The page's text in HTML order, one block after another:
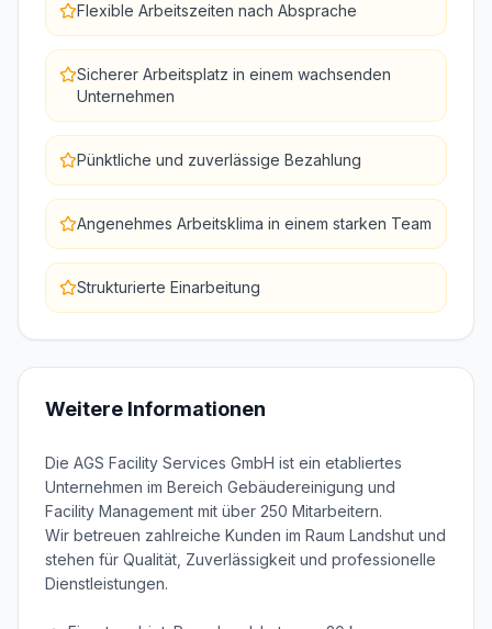
Flexible Arbeitszeiten nach Absprache
Sicherer Arbeitsplatz in einem wachsenden
Unternehmen
Pünktliche und zuverlässige Bezahlung
Angenehmes Arbeitsklima in einem starken Team
Strukturierte Einarbeitung
Weitere Informationen
Die AGS Facility Services GmbH ist ein etabliertes
Unternehmen im Bereich Gebäudereinigung und
Facility Management mit über 250 Mitarbeitern.
Wir betreuen zahlreiche Kunden im Raum Landshut und
stehen für Qualität, Zuverlässigkeit und professionelle
Dienstleistungen.